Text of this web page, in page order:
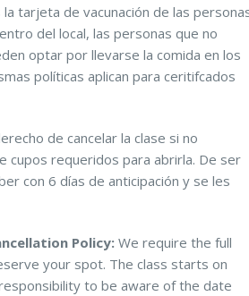
tarjeta de vacunación de las
del local, las personas que no
optar por llevarse la comida en los
políticas aplican para ceritifcados
de cancelar la clase si no
cupos requeridos para abrirla. De ser
con 6 días de anticipación y se les
Policy: We require the full
your spot. The class starts on
to be aware of the date